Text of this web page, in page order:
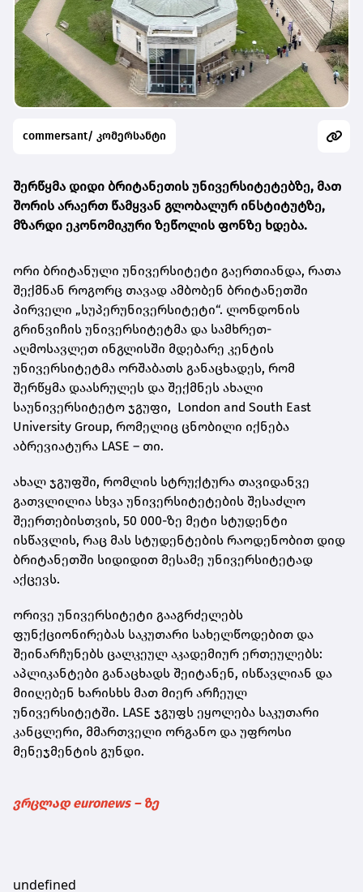
commersant/ კომერსანტი
შერწყმა დიდი ბრიტანეთის უნივერსიტეტებზე, მათ
შორის არაერთ წამყვან გლობალურ ინსტიტუტზე,
მზარდი ეკონომიკური ზეწოლის ფონზე ხდება.
ორი ბრიტანული უნივერსიტეტი გაერთიანდა, რათა
შექმნან როგორც თავად ამბობენ ბრიტანეთში
პირველი „სუპერუნივერსიტეტი“. ლონდონის
გრინვიჩის უნივერსიტეტმა და სამხრეთ-
აღმოსავლეთ ინგლისში მდებარე კენტის
უნივერსიტეტმა ორშაბათს განაცხადეს, რომ
შერწყმა დაასრულეს და შექმნეს ახალი
საუნივერსიტეტო ჯგუფი, London and South East
University Group, რომელიც ცნობილი იქნება
აბრევიატურა LASE – თი.
ახალ ჯგუფში, რომლის სტრუქტურა თავიდანვე
გათვლილია სხვა უნივერსიტეტების შესაძლო
შეერთებისთვის, 50 000-ზე მეტი სტუდენტი
ისწავლის, რაც მას სტუდენტების რაოდენობით დიდ
ბრიტანეთში სიდიდით მესამე უნივერსიტეტად
აქცევს.
ორივე უნივერსიტეტი გააგრძელებს
ფუნქციონირებას საკუთარი სახელწოდებით და
შეინარჩუნებს ცალკეულ აკადემიურ ერთეულებს:
აპლიკანტები განაცხადს შეიტანენ, ისწავლიან და
მიიღებენ ხარისხს მათ მიერ არჩეულ
უნივერსიტეტში. LASE ჯგუფს ეყოლება საკუთარი
კანცლერი, მმართველი ორგანო და უფროსი
მენეჯმენტის გუნდი.
ვრცლად euronews – ზე
undefined